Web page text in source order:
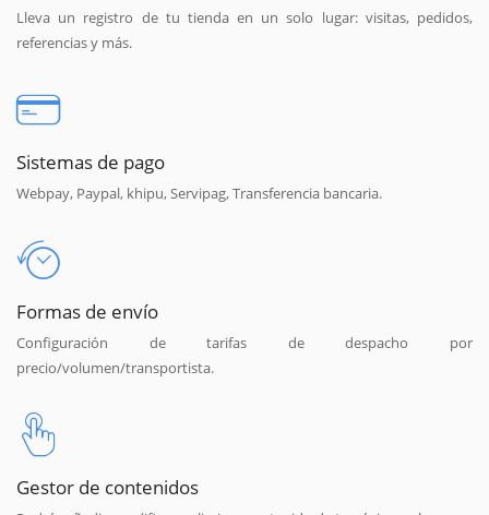
Lleva un registro de tu tienda en un solo lugar: visitas, pedidos,
referencias y más.
Sistemas de pago
Webpay, Paypal, khipu, Servipag, Transferencia bancaria.
Formas de envío
Configuración de tarifas de despacho por
precio/volumen/transportista.
Gestor de contenidos